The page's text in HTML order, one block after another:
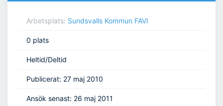
Arbetsplats: Sundsvalls Kommun FAVI
0 plats
Heltid/Deltid
Publicerat: 27 maj 2010
Ansök senast: 26 maj 2011